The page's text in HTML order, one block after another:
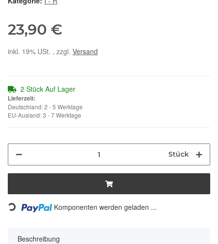
23,90 €
inkl. 19% USt. , zzgl. Versand
2 Stück Auf Lager
Lieferzeit:
Deutschland: 2 - 5 Werktage
EU-Ausland: 3 - 7 Werktage
Stück
Loading... Komponenten werden geladen ...
Beschreibung